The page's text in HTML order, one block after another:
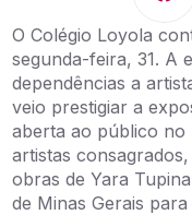
O Colégio Loyola
segunda-feira, 31. A
dependências a
veio prestigiar a
aberta ao público no
artistas
obras de Yara
de Minas Gerais